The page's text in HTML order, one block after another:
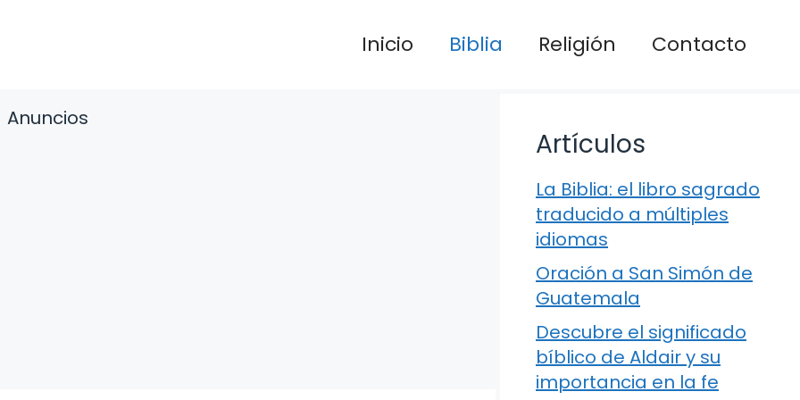
Inicio Biblia Religión Contacto
Anuncios
Artículos
La Biblia: el libro sagrado
traducido a múltiples
idiomas
Oración a San Simón de
Guatemala
Descubre el significado
bíblico de Aldair y su
importancia en la fe